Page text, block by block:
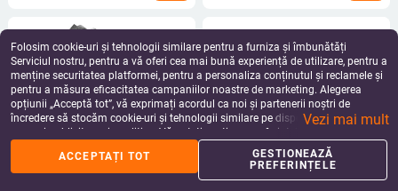
apps
Coș
%
Reduceri Profil
Folosim cookie-uri și tehnologii similare pentru a furniza și îmbunătăți
Serviciul nostru, pentru a vă oferi cea mai bună experiență de utilizare, pentru a
menține securitatea platformei, pentru a personaliza conținutul și reclamele și
pentru a măsura eficacitatea campaniilor noastre de marketing. Alegerea
opțiunii „Acceptă tot”, vă exprimați acordul ca noi și partenerii noștri de
încredere să stocăm cookie-uri și tehnologii similare pe dispozitivul dvs. în
scopuri publicitare și analitice. Vă puteți gestiona preferințele în orice moment
făcând clic pe „Gestionează preferințele”. Pentru mai multe informații, vă
rugăm să consultațiPolitica noastră de confidențialitate.
Vezi mai mult
ACCEPTAȚI TOT
GESTIONEAZĂ
PREFERINȚELE